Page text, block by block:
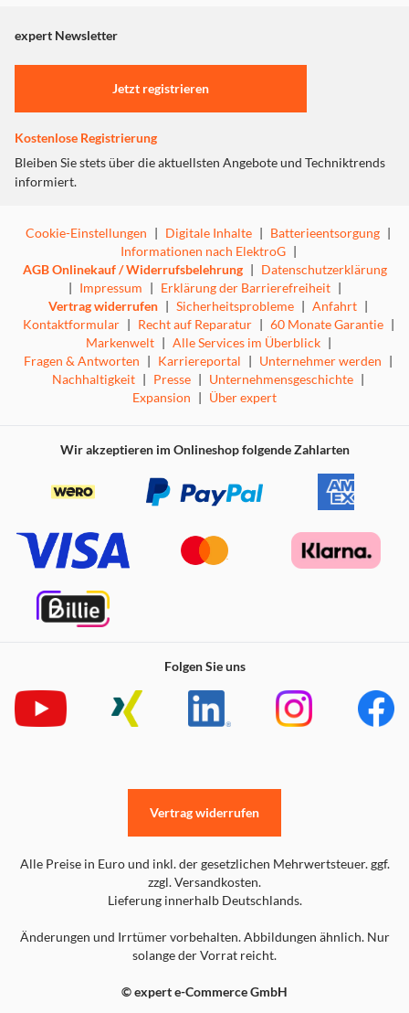
"Marketing".
Einstellungen anpassen
expert Newsletter
Jetzt registrieren
Kostenlose Registrierung
Bleiben Sie stets über die aktuellsten Angebote und Techniktrends
informiert.
Cookie-Einstellungen | Digitale Inhalte | Batterieentsorgung |
Informationen nach ElektroG |
AGB Onlinekauf / Widerrufsbelehrung | Datenschutzerklärung
| Impressum | Erklärung der Barrierefreiheit |
Vertrag widerrufen | Sicherheitsprobleme | Anfahrt |
Kontaktformular | Recht auf Reparatur | 60 Monate Garantie |
Markenwelt | Alle Services im Überblick |
Fragen & Antworten | Karriereportal | Unternehmer werden |
Nachhaltigkeit | Presse | Unternehmensgeschichte |
Expansion | Über expert
Wir akzeptieren im Onlineshop folgende Zahlarten
Folgen Sie uns
Alle Preise in Euro und inkl. der gesetzlichen Mehrwertsteuer. ggf.
zzgl. Versandkosten.
Lieferung innerhalb Deutschlands.
Änderungen und Irrtümer vorbehalten. Abbildungen ähnlich. Nur
solange der Vorrat reicht.
© expert e-Commerce GmbH
Vertrag widerrufen